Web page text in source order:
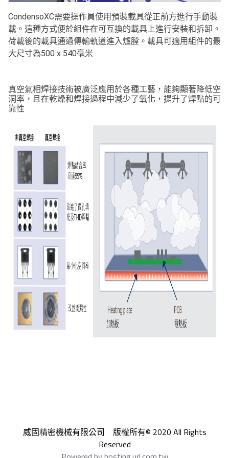
CondensoXC需要操作員使用預裝載具從正前方進行手動裝
載 。 這種方式便於組件在可互換的載具上進行安裝和拆卸。
荷載後的載具通過傳輸軌道進入爐膛。 載具可適用組件的最
大尺寸為500 x 540毫米
真空氣相焊接技術被廣泛應用於各種工藝，能夠顯著降低空
洞率，且在乾燥和焊接過程中減少了氧化，提升了焊點的可
靠性
威固精密機械有限公司 版權所有© 2020 All Rights
Reserved